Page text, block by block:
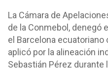
La Cámara de
de la Conmebol, denegó
el Barcelona
aplicó por la alineación
Sebastián Pérez durante